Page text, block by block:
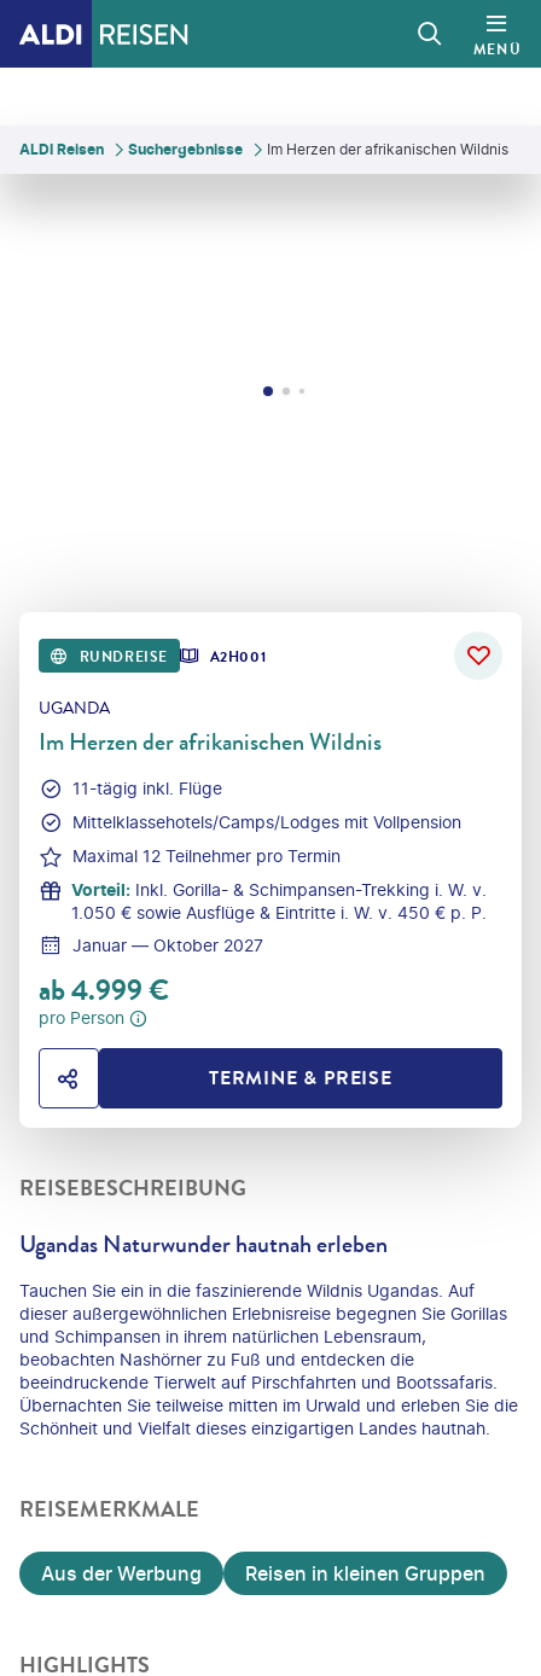
MENÜ
ALDI Reisen Suchergebnisse Im Herzen der afrikanischen Wildnis
RUNDREISE A2H001
UGANDA
Im Herzen der afrikanischen Wildnis
11-tägig inkl. Flüge
Mittelklassehotels/Camps/Lodges mit Vollpension
Maximal 12 Teilnehmer pro Termin
Vorteil: Inkl. Gorilla- & Schimpansen-Trekking i. W. v.
1.050 € sowie Ausflüge & Eintritte i. W. v. 450 € p. P.
Januar — Oktober 2027
ab4.999€
pro Person
HOTEL TEILENTERMINE & PREISE
REISEBESCHREIBUNG
Ugandas Naturwunder hautnah erleben
Tauchen Sie ein in die faszinierende Wildnis Ugandas. Auf
dieser außergewöhnlichen Erlebnisreise begegnen Sie Gorillas
und Schimpansen in ihrem natürlichen Lebensraum,
beobachten Nashörner zu Fuß und entdecken die
beeindruckende Tierwelt auf Pirschfahrten und Bootssafaris.
Übernachten Sie teilweise mitten im Urwald und erleben Sie die
Schönheit und Vielfalt dieses einzigartigen Landes hautnah.
REISEMERKMALE
Aus der Werbung Reisen in kleinen Gruppen
HIGHLIGHTS